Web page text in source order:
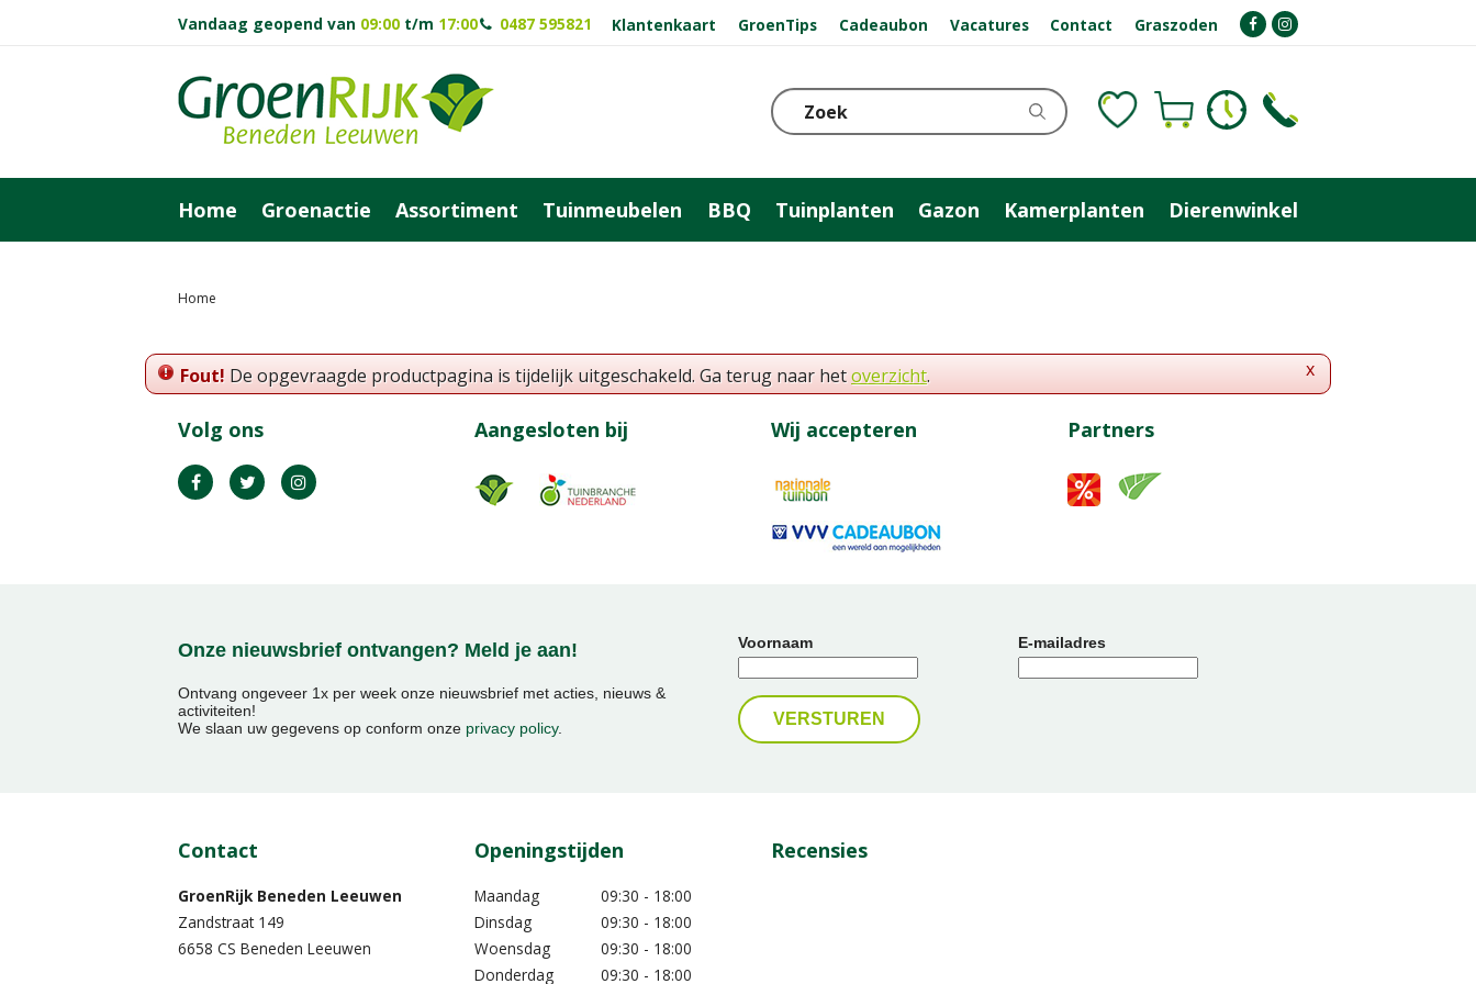
Home
Vandaag geopend van 09:00 t/m 17:00 0487 595821 Klantenkaart GroenTips Cadeaubon Vacatures Contact Graszoden
Home Groenactie Assortiment Tuinmeubelen BBQ Tuinplanten Gazon Kamerplanten Dierenwinkel
x
Fout! De opgevraagde productpagina is tijdelijk uitgeschakeld. Ga terug naar hetoverzicht.
Volg ons Aangesloten bij Wij accepteren Partners
Onze nieuwsbrief ontvangen? Meld je aan!
Ontvang ongeveer 1x per week onze nieuwsbrief met acties, nieuws &
activiteiten!
We slaan uw gegevens op conform onze privacy policy.
Voornaam E-mailadres
Contact
GroenRijk Beneden Leeuwen​
Zandstraat 149
6658 CS Beneden Leeuwen
Openingstijden
Maandag
09:30 - 18:00
Dinsdag
09:30 - 18:00
Woensdag
09:30 - 18:00
Donderdag
09:30 - 18:00
Recensies